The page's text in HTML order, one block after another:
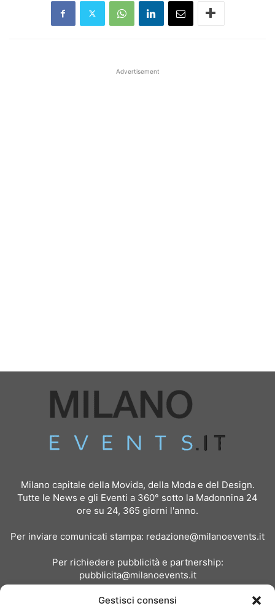
Gestisci consensi
Advertisement
Milano capitale della Movida, della Moda e del Design.
Tutte le News e gli Eventi a 360° sotto la Madonnina 24
ore su 24, 365 giorni l'anno.
Per inviare comunicati stampa: redazione@milanoevents.it
Per richiedere pubblicità e partnership:
pubblicita@milanoevents.it